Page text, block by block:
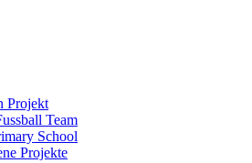
Projekt
Team
School
Projekte